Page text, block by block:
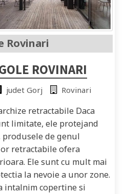
Rovinari
ROVINARI
judet Gorj Rovinari
retractabile Daca
limitate, ele protejand
de genul
retractabile ofera
Ele sunt cu mult mai
la nevoie a unor zone.
intalnim copertine si